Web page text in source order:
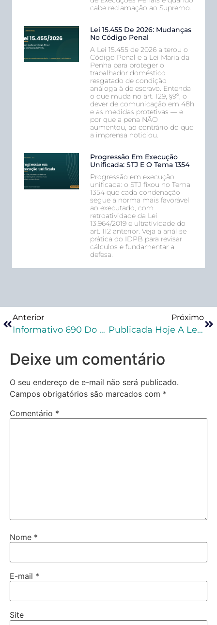
cabe reclamação ao Supremo.
Lei 15.455 De 2026: Mudanças
No Código Penal
A Lei 15.455 de 2026 alterou o
Código Penal e a Lei Maria da
Penha para proteger o
trabalhador doméstico
resgatado de condição
análoga à de escravo. Entenda
o que muda no art. 129, §9º, o
dever de comunicação em 48h
e as medidas protetivas — e
por que a pena NÃO
aumentou, ao contrário do que
a imprensa noticiou.
Progressão Em Execução
Unificada: STJ E O Tema 1354
Progressão em execução
unificada: o STJ fixou no Tema
1354 que cada condenação
segue a norma mais favorável
ao executado, com
retroatividade da Lei
13.964/2019 e ultratividade do
art. 112 anterior. Veja a análise
prática do IDPB para revisar
cálculos e fundamentar a
defesa.
Anterior
Informativo 690 Do STJ – Salvo-Conduto Para O Cultivo Da Cannabis
Próximo
Publicada Hoje A Lei Nº 14.132/21 Que Prevê O Crime De Perseguição: Stalking
Deixe um comentário
O seu endereço de e-mail não será publicado.
Campos obrigatórios são marcados com *
Comentário *
Nome *
E-mail *
Site